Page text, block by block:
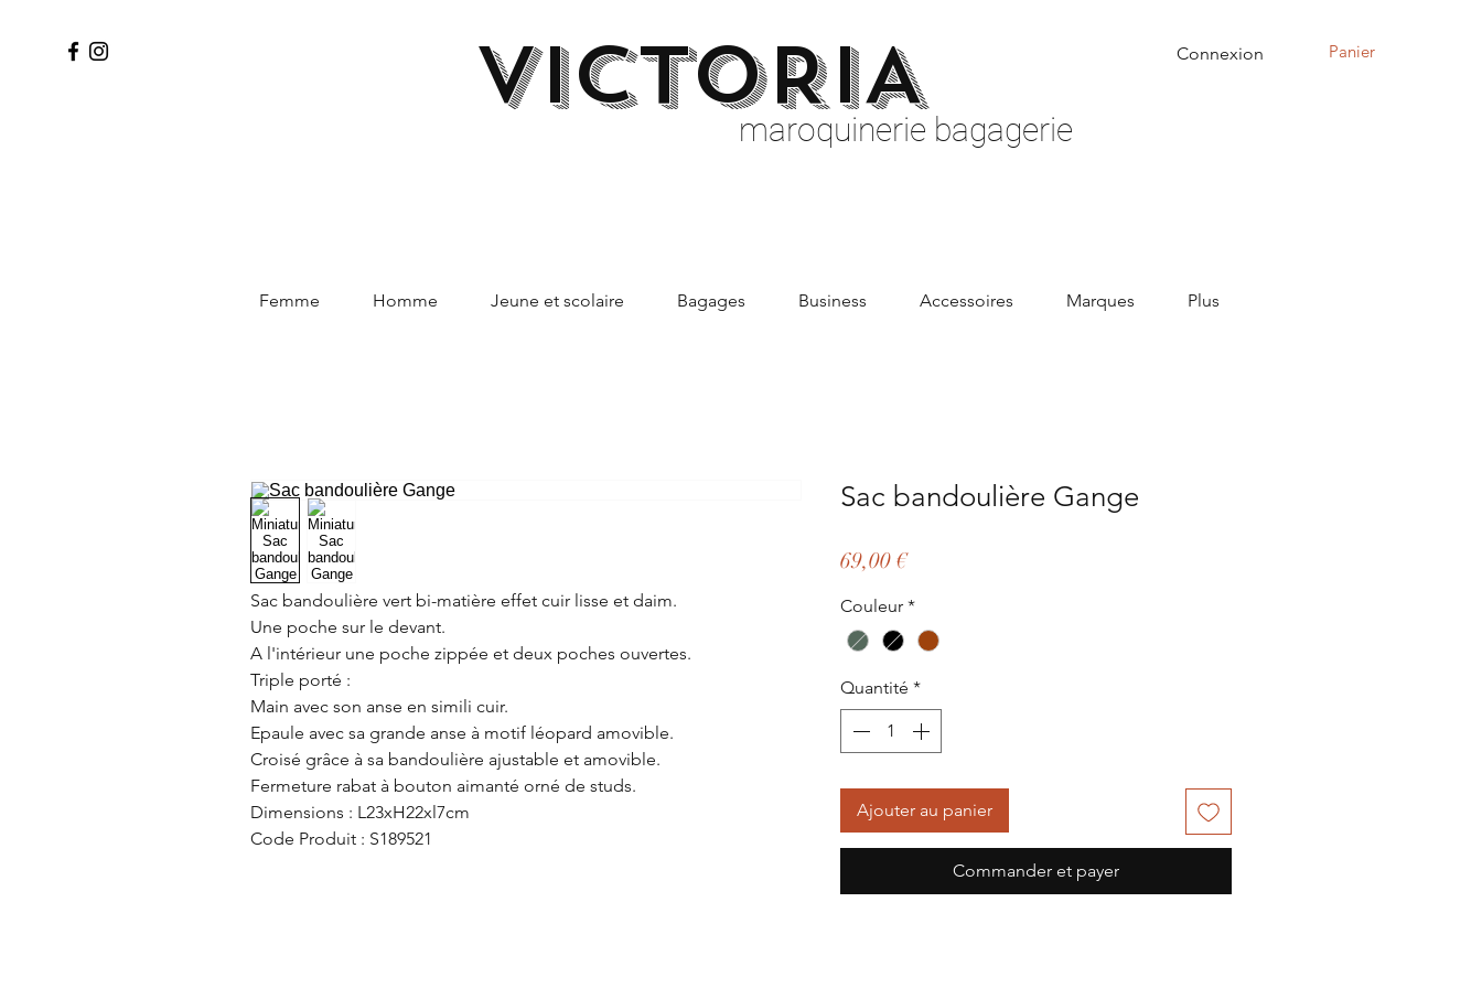
Panier
Connexion
VICTORIA
maroquinerie bagagerie
Femme Homme Jeune et scolaire Bagages Business Accessoires Marques Plus
Sac bandoulière vert bi-matière effet cuir lisse et daim.
Une poche sur le devant.
A l'intérieur une poche zippée et deux poches ouvertes.
Triple porté :
Main avec son anse en simili cuir.
Epaule avec sa grande anse à motif léopard amovible.
Croisé grâce à sa bandoulière ajustable et amovible.
Fermeture rabat à bouton aimanté orné de studs.
Dimensions : L23xH22xl7cm
Code Produit : S189521
Sac bandoulière Gange
69,00 €Prix
Couleur *
Quantité *
Ajouter au panier
Commander et payer